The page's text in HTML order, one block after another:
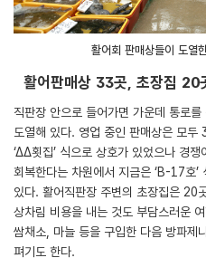
활어회 판매상들이 도열
활어판매상 33곳, 초장집 20
직판장 안으로 들어가면 가운데 통로
도열해 있다. 영업 중인 판매상은 모
‘∆∆횟집’ 식으로 상호가 있었으나 경
회복한다는 차원에서 지금은 ‘B-17호
있다. 활어직판장 주변의 초장집은 20
상차림 비용을 내는 것도 부담스러운
쌈채소, 마늘 등을 구입한 다음 방파제
펴기도 한다.